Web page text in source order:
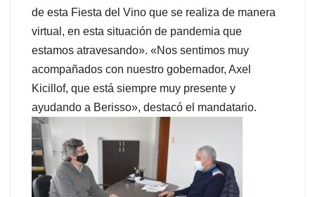
de esta Fiesta del Vino que se realiza de manera
virtual, en esta situación de pandemia que
estamos atravesando». «Nos sentimos muy
acompañados con nuestro gobernador, Axel
Kicillof, que está siempre muy presente y
ayudando a Berisso», destacó el mandatario.